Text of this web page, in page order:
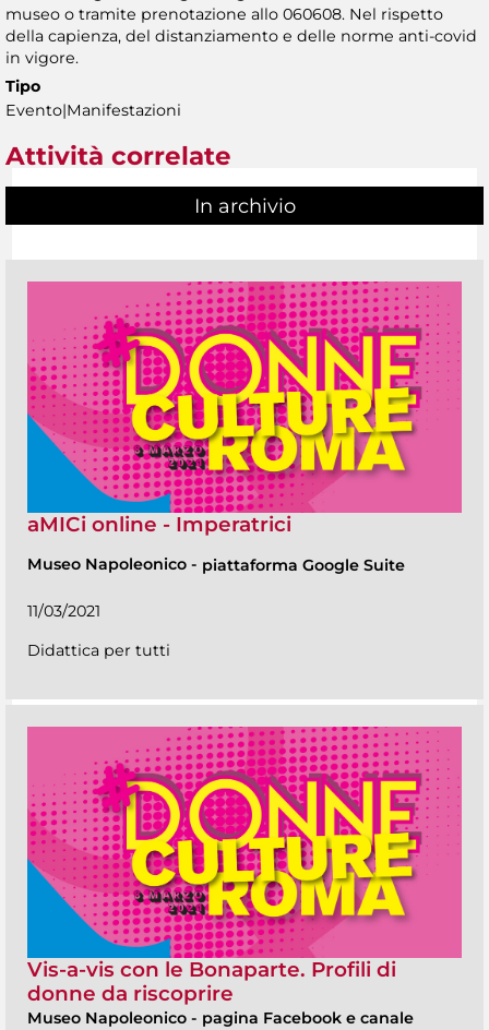
museo o tramite prenotazione allo 060608. Nel rispetto
della capienza, del distanziamento e delle norme anti-covid
in vigore.
Tipo
Evento|Manifestazioni
Attività correlate
In archivio
aMICi online - Imperatrici
Museo Napoleonico - piattaforma Google Suite
11/03/2021
Didattica per tutti
Vis-a-vis con le Bonaparte. Profili di
donne da riscoprire
Museo Napoleonico - pagina Facebook e canale